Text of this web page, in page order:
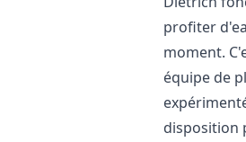
profiter
moment.
équipe de
disposition